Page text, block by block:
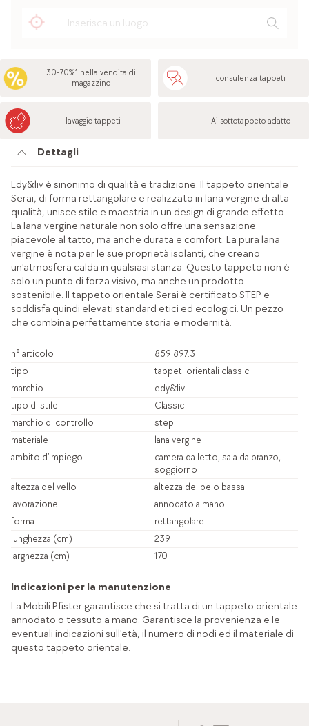
30-70%* nella vendita di
magazzino
consulenza tappeti
lavaggio tappeti Ai sottotappeto adatto
Dettagli
Edy&liv è sinonimo di qualità e tradizione. Il tappeto orientale
Serai, di forma rettangolare e realizzato in lana vergine di alta
qualità, unisce stile e maestria in un design di grande effetto.
La lana vergine naturale non solo offre una sensazione
piacevole al tatto, ma anche durata e comfort. La pura lana
vergine è nota per le sue proprietà isolanti, che creano
un'atmosfera calda in qualsiasi stanza. Questo tappeto non è
solo un punto di forza visivo, ma anche un prodotto
sostenibile. Il tappeto orientale Serai è certificato STEP e
soddisfa quindi elevati standard etici ed ecologici. Un pezzo
che combina perfettamente storia e modernità.
n° articolo
859.897.3
tipo
tappeti orientali classici
marchio
edy&liv
tipo di stile
Classic
marchio di controllo
step
materiale
lana vergine
ambito d’impiego
camera da letto, sala da pranzo,
soggiorno
altezza del vello
altezza del pelo bassa
lavorazione
annodato a mano
forma
rettangolare
lunghezza (cm)
239
larghezza (cm)
170
Indicazioni per la manutenzione
La Mobili Pfister garantisce che si tratta di un tappeto orientale
annodato o tessuto a mano. Garantisce la provenienza e le
eventuali indicazioni sull'età, il numero di nodi ed il materiale di
questo tappeto orientale.